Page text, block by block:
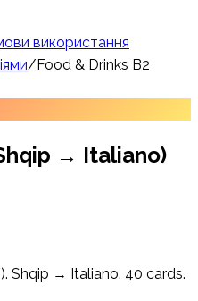
використання
/Food & Drinks B2
→ Italiano)
Shqip → Italiano. 40 cards.